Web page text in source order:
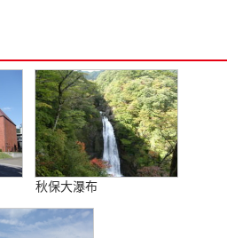
秋保大瀑布